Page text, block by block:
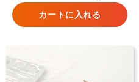
カートに入れる